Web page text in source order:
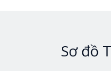
Sơ đồ